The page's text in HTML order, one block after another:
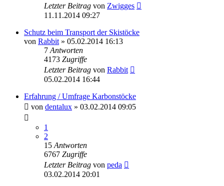
Letzter Beitrag von Zwigges
11.11.2014 09:27
Schutz beim Transport der Skistöcke
von Rabbit » 05.02.2014 16:13
7 Antworten
4173 Zugriffe
Letzter Beitrag von Rabbit
05.02.2014 16:44
Erfahrung / Umfrage Karbonstöcke
von dentalux » 03.02.2014 09:05
1
2
15 Antworten
6767 Zugriffe
Letzter Beitrag von peda
03.02.2014 20:01